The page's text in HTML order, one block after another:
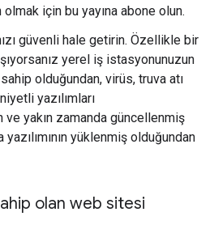
olmak için bu yayına abone olun.
güvenli hale getirin. Özellikle bir
yerel iş istasyonunuzun
olduğundan, virüs, truva atı
yazılımları
ve yakın zamanda güncellenmiş
yüklenmiş olduğundan
olan web sitesi